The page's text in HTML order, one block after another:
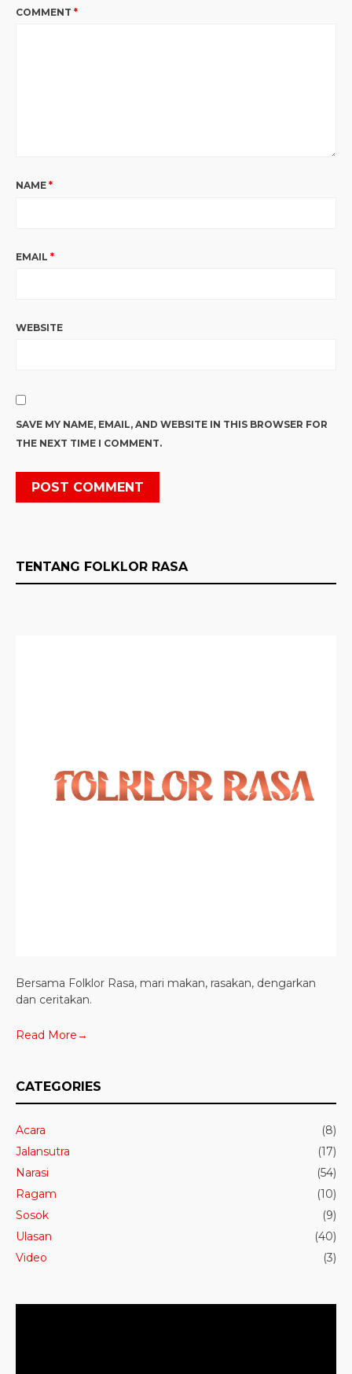
COMMENT *
NAME *
EMAIL *
WEBSITE
SAVE MY NAME, EMAIL, AND WEBSITE IN THIS BROWSER FOR
THE NEXT TIME I COMMENT.
TENTANG FOLKLOR RASA
Bersama Folklor Rasa, mari makan, rasakan, dengarkan
dan ceritakan.
Read More→
CATEGORIES
Acara
(8)
Jalansutra
(17)
Narasi
(54)
Ragam
(10)
Sosok
(9)
Ulasan
(40)
Video
(3)